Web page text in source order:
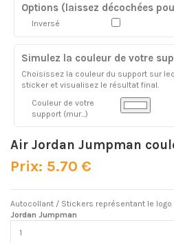
Options (laissez décochées
Inversé
Simulez la couleur de votre
Choisissez la couleur du support sur
sticker et visualisez le résultat final.
Couleur de votre
support (mur...)
Air Jordan Jumpman
Prix: 5.70 €
Autocollant / Stickers représentant le logo
Jordan Jumpman